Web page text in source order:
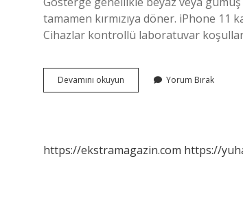
tamamen kırmızıya döner. iPhone 11
Cihazlar kontrollü laboratuvar
Devamını okuyun
11
Yorum Bırak
https://ekstramagazin.com https://